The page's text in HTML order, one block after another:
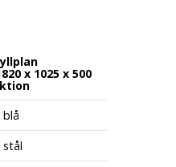
x 1025 x 500
blå
stål